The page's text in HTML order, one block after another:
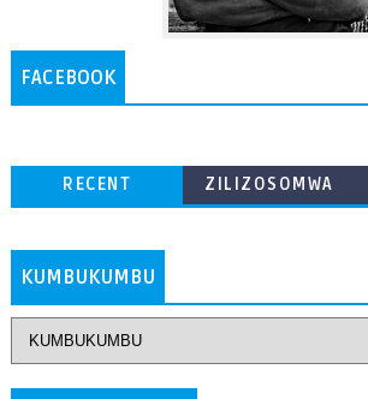
FACEBOOK
RECENT
ZILIZOSOMWA
KUMBUKUMBU